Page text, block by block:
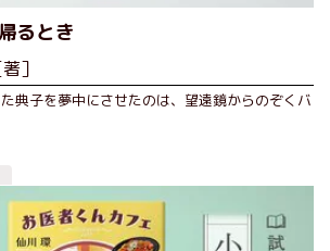
るとき
］
典子を夢中にさせたのは、望遠鏡からのぞくバ